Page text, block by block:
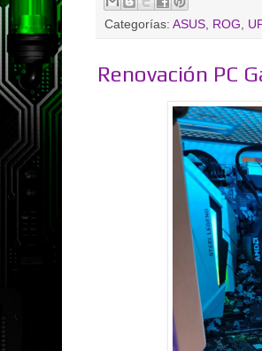
Categorías: ASUS, ROG,
Renovación PC